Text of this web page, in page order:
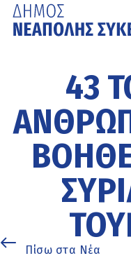
περιεχόμενο43
Πίσω στα Νέα